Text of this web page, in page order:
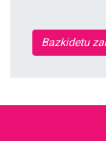
Bazkidetu